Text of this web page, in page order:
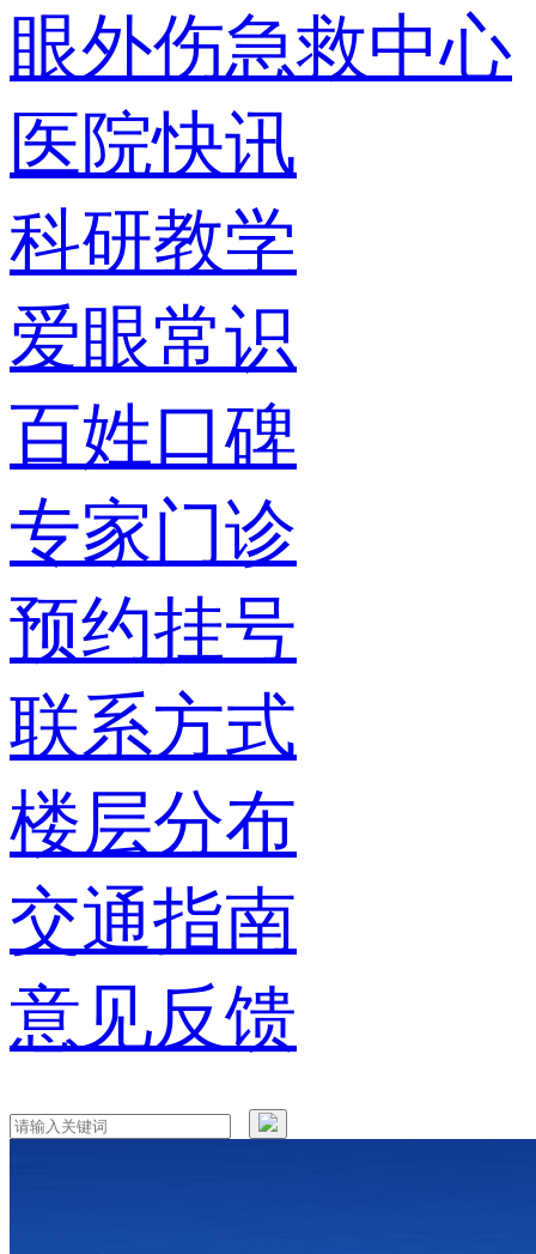
眼外伤急救中心
医院快讯
科研教学
爱眼常识
百姓口碑
专家门诊
预约挂号
联系方式
楼层分布
交通指南
意见反馈